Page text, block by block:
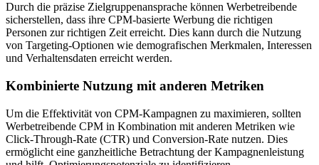
Durch die präzise Zielgruppenansprache können Werbetreibende
sicherstellen, dass ihre CPM-basierte Werbung die richtigen
Personen zur richtigen Zeit erreicht. Dies kann durch die Nutzung
von Targeting-Optionen wie demografischen Merkmalen, Interessen
und Verhaltensdaten erreicht werden.
Kombinierte Nutzung mit anderen Metriken
Um die Effektivität von CPM-Kampagnen zu maximieren, sollten
Werbetreibende CPM in Kombination mit anderen Metriken wie
Click-Through-Rate (CTR) und Conversion-Rate nutzen. Dies
ermöglicht eine ganzheitliche Betrachtung der Kampagnenleistung